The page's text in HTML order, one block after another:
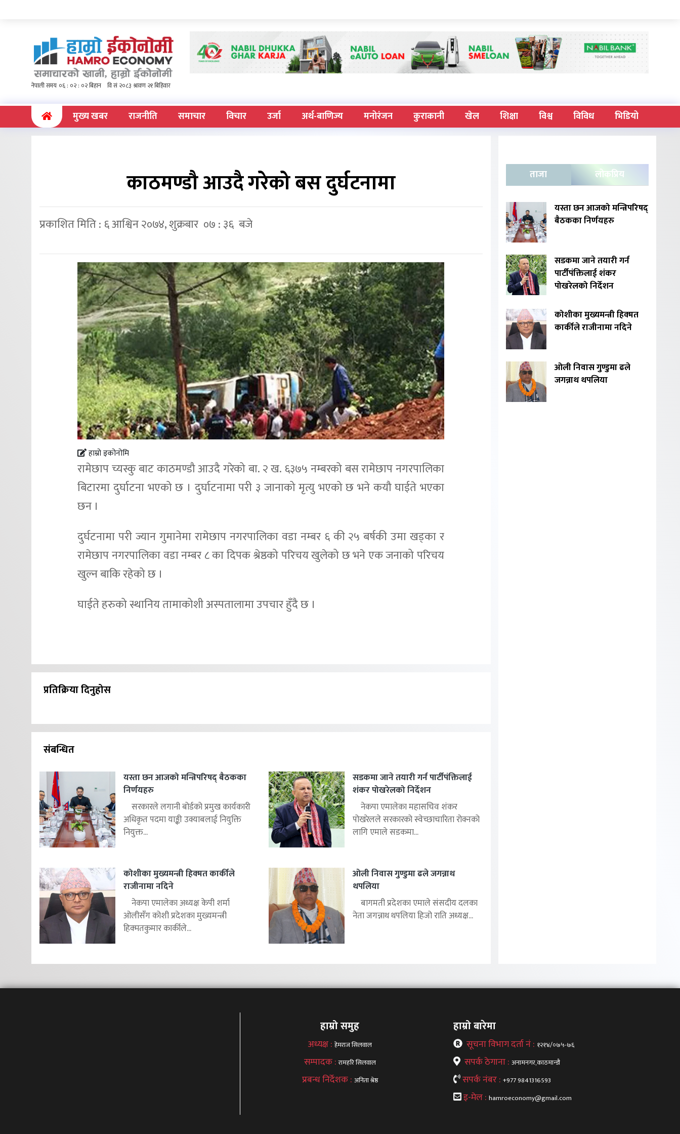
(current)मुख्य खबर राजनीति समाचार विचार उर्जा अर्थ-बाणिज्य मनोरंजन कुराकानी खेल शिक्षा विश्व विविध भिडियो
काठमण्डौ आउदै गरेको बस दुर्घटनामा
प्रकाशित मिति : ६ आश्विन २०७४, शुक्रबार ०७ : ३६ बजे
हाम्रो इकोनोमि
रामेछाप च्यस्कु बाट काठमण्डौ आउदै गरेको बा. २ ख. ६३७५ नम्बरको बस रामेछाप नगरपालिका
बिटारमा दुर्घाटना भएको छ । दुर्घाटनामा परी ३ जानाको मृत्यु भएको छ भने कयौ घाईते भएका
छन ।
दुर्घटनामा परी ज्यान गुमानेमा रामेछाप नगरपालिका वडा नम्बर ६ की २५ बर्षकी उमा खड्का र
रामेछाप नगरपालिका वडा नम्बर ८ का दिपक श्रेष्ठको परिचय खुलेको छ भने एक जनाको परिचय
खुल्न बाकि रहेको छ ।
घाईते हरुको स्थानिय तामाकोशी अस्पतालामा उपचार हुँदै छ ।
प्रतिक्रिया दिनुहोस
संबन्धित
यस्ता छन आजको मन्त्रिपरिषद् बैठकका
निर्णयहरु
सरकारले लगानी बोर्डको प्रमुख कार्यकारी
अधिकृत पदमा याङ्की उक्याबलाई नियुक्ति
नियुक्त...
सडकमा जाने तयारी गर्न पार्टीपंक्तिलाई
शंकर पोखरेलको निर्देशन
नेकपा एमालेका महासचिव शंकर
पोखरेलले सरकारको स्वेच्छाचारिता रोक्नको
लागि एमाले सडकमा...
कोशीका मुख्यमन्त्री हिक्मत कार्कीले
राजीनामा नदिने
नेकपा एमालेका अध्यक्ष केपी शर्मा
ओलीसँग कोशी प्रदेशका मुख्यमन्त्री
हिक्मतकुमार कार्कीले...
ओली निवास गुण्डुमा ढले जगन्नाथ
थपलिया
बागमती प्रदेशका एमाले संसदीय दलका
नेता जगन्नाथ थपलिया हिजो राति अध्यक्ष...
ताजा लोकप्रिय
यस्ता छन आजको मन्त्रिपरिषद्
बैठकका निर्णयहरु
सडकमा जाने तयारी गर्न
पार्टीपंक्तिलाई शंकर
पोखरेलको निर्देशन
कोशीका मुख्यमन्त्री हिक्मत
कार्कीले राजीनामा नदिने
ओली निवास गुण्डुमा ढले
जगन्नाथ थपलिया
हाम्रो समुह
अध्यक्ष :हेमराज सिलवाल
सम्पादक :रामहरि सिलवाल
प्रबन्ध निर्देशक : अनिता श्रेष्ठ
हाम्रो बारेमा
सूचना विभाग दर्ता नं : १२१४/०७५-७६
सपर्क ठेगाना : अनामनगर,काठमान्डौ
सपर्क नंबर : +977 9841316593
इ-मेल :hamroeconomy@gmail.com